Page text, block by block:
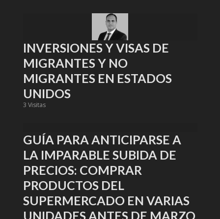
INVERSIONES Y VISAS DE
MIGRANTES Y NO
MIGRANTES EN ESTADOS
UNIDOS
3 Visitas
GUÍA PARA ANTICIPARSE A
LA IMPARABLE SUBIDA DE
PRECIOS: COMPRAR
PRODUCTOS DEL
SUPERMERCADO EN VARIAS
UNIDADES ANTES DE MARZO